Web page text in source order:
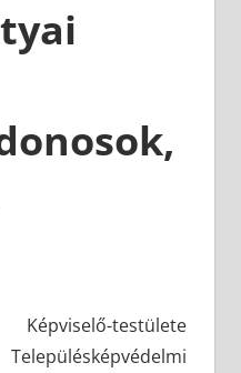
testülete